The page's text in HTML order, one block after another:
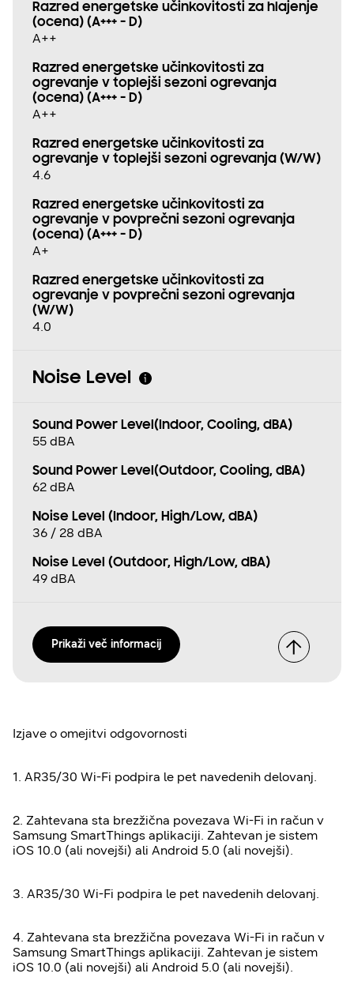
Razred energetske učinkovitosti za hlajenje
(ocena) (A+++ - D)
A++
Razred energetske učinkovitosti za
ogrevanje v toplejši sezoni ogrevanja
(ocena) (A+++ - D)
A++
Razred energetske učinkovitosti za
ogrevanje v toplejši sezoni ogrevanja (W/W)
4.6
Razred energetske učinkovitosti za
ogrevanje v povprečni sezoni ogrevanja
(ocena) (A+++ - D)
A+
Razred energetske učinkovitosti za
ogrevanje v povprečni sezoni ogrevanja
(W/W)
4.0
Noise Level
Sound Power Level(Indoor, Cooling, dBA)
55 dBA
Sound Power Level(Outdoor, Cooling, dBA)
62 dBA
Noise Level (Indoor, High/Low, dBA)
36 / 28 dBA
Noise Level (Outdoor, High/Low, dBA)
49 dBA
Prikaži več informacij
Izjave o omejitvi odgovornosti
1. AR35/30 Wi-Fi podpira le pet navedenih delovanj.
2. Zahtevana sta brezžična povezava Wi-Fi in račun v
Samsung SmartThings aplikaciji. Zahtevan je sistem
iOS 10.0 (ali novejši) ali Android 5.0 (ali novejši).
3. AR35/30 Wi-Fi podpira le pet navedenih delovanj.
4. Zahtevana sta brezžična povezava Wi-Fi in račun v
Samsung SmartThings aplikaciji. Zahtevan je sistem
iOS 10.0 (ali novejši) ali Android 5.0 (ali novejši).